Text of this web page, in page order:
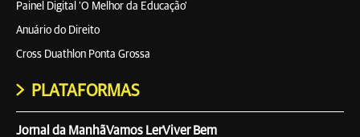
Painel Digital 'O Melhor da Educação'
Anuário do Direito
Cross Duathlon Ponta Grossa
PLATAFORMAS
Jornal da ManhãVamos LerViver Bem